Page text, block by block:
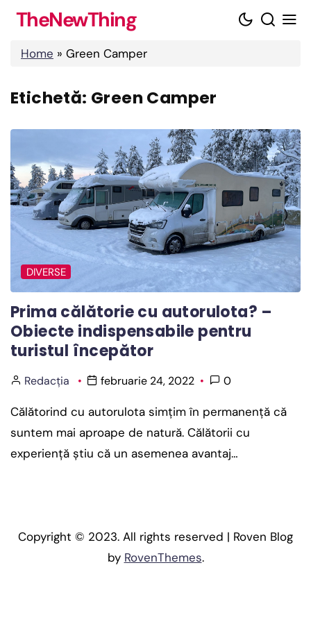
Skip
content
TheNewThing
Home » Green Camper
Etichetă: Green Camper
DIVERSE
Prima călătorie cu autorulota? –
Obiecte indispensabile pentru
turistul începător
Redacția februarie 24, 2022 0
Călătorind cu autorulota simțim în permanență că
suntem mai aproape de natură. Călătorii cu
experiență știu că un asemenea avantaj…
Copyright © 2023. All rights reserved | Roven Blog
by RovenThemes.